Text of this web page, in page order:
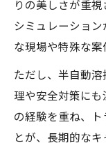
りの美しさが重
シミュレーショ
な現場や特殊な案
ただし、半自動
理や安全対策に
の経験を重ね、
とが、長期的なキ